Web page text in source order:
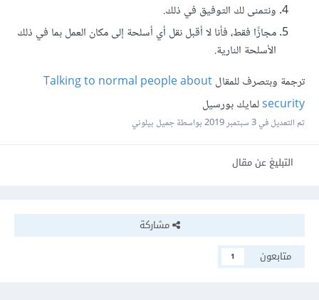
ونتمنى لك التوفيق في ذلك.
مجازًا فقط، فأنا لا أقبل نقل أي أسلحة إلى مكان العمل بما في ذلك
الأسلحة النارية.
ترجمة وبتصرف للمقالTalking to normal people about
securityلمايك بورسيل
تم التعديل في3 سبتمبر 2019 بواسطة جميل بيلوني
التبليغ عن مقال
مشاركة
متابعون
1